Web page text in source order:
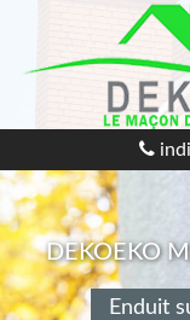
DEKOEKO
Enduit